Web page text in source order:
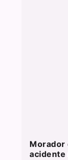
Morador
acidente